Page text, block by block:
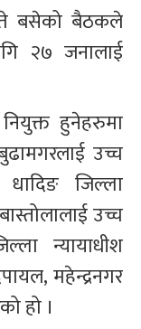
बसेको बैठकले
२७ जनालाई
हुनेहरुमा
उच्च
जिल्ला
उच्च
न्यायाधीश
महेन्द्रनगर
हो ।